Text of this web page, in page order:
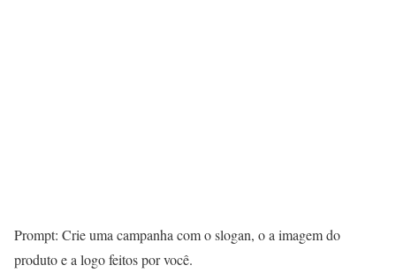
Prompt: Crie uma campanha com o slogan, o a imagem do
produto e a logo feitos por você.